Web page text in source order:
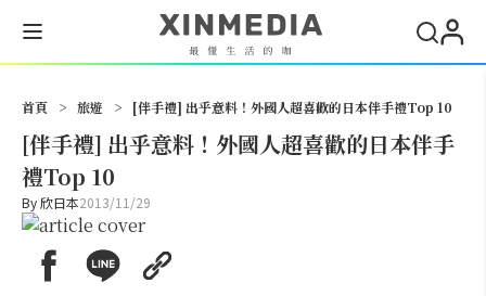
首頁 > 旅遊 > [伴手禮] 出乎意料！外國人超喜歡的日本伴手禮Top 10
[伴手禮] 出乎意料！外國人超喜歡的日本伴手
禮Top 10
By欣日本2013/11/29